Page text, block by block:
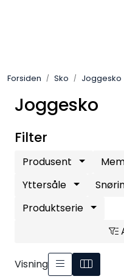
Forsiden Sko Joggesko
Joggesko
Filter
Produsent
Yttersåle
Produktserie
Visning
Bekledning
Lys og Lykter
Beskyttelsesutstyr